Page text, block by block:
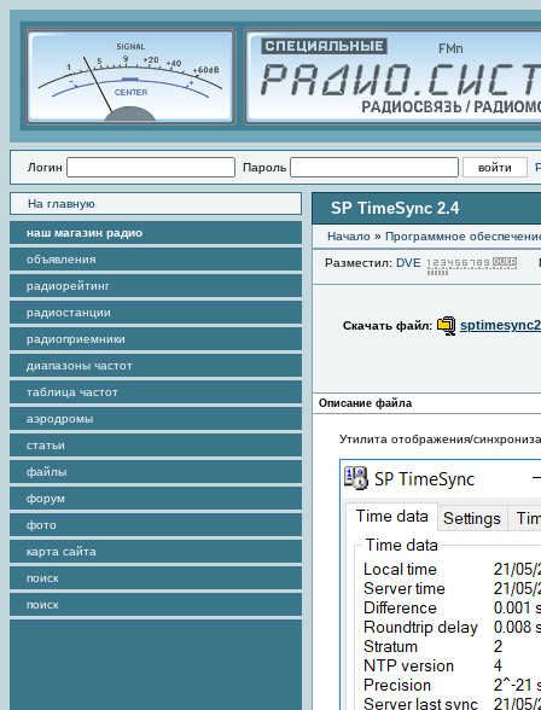
Логин Пароль
На главную
наш магазин радио
объявления
радиорейтинг
радиостанции
радиоприемники
диапазоны частот
таблица частот
аэродромы
статьи
файлы
форум
фото
карта сайта
поиск
поиск
SP TimeSync 2.4
Начало » Программное
Разместил: DVE
Скачать файл:
Описание файла
Утилита отображения/